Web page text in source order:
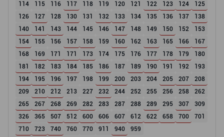
114
115 116 117 118 119 120 121 122 123 124
125
126
127 128 130 131 132 133 134 135 136 137
138
140
141 143 144 145 146 147 148 149 150 152
153
154
155 156 157 158 159 160 162 163 165 166
167
168
169 171 171 173 174 175 176 177 178 179
180
181
182 183 184 185 186 187 189 190 191 192
193
194
195 196 197 198 199 200 203 204 205 207
208
209
210 212 213 227 232 244 252 255 256 258
262
265
267 268 269 282 283 287 288 289 295 307
309
326
365 507 512 600 606 607 612 622 658 700
701
710
723 740 760 770 911 940 959